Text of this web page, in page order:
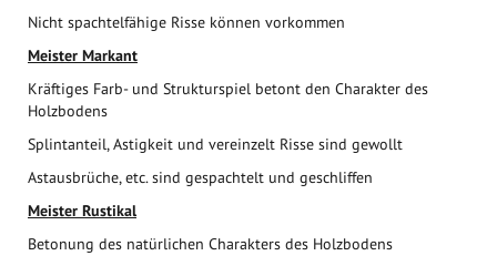
Nicht spachtelfähige Risse können vorkommen
Meister Markant
Kräftiges Farb- und Strukturspiel betont den Charakter des
Holzbodens
Splintanteil, Astigkeit und vereinzelt Risse sind gewollt
Astausbrüche, etc. sind gespachtelt und geschliffen
Meister Rustikal
Betonung des natürlichen Charakters des Holzbodens